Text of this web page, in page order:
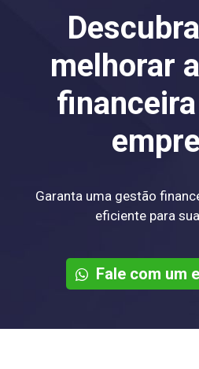
melhorar
Garanta uma gestão
eficiente para
Fale com um